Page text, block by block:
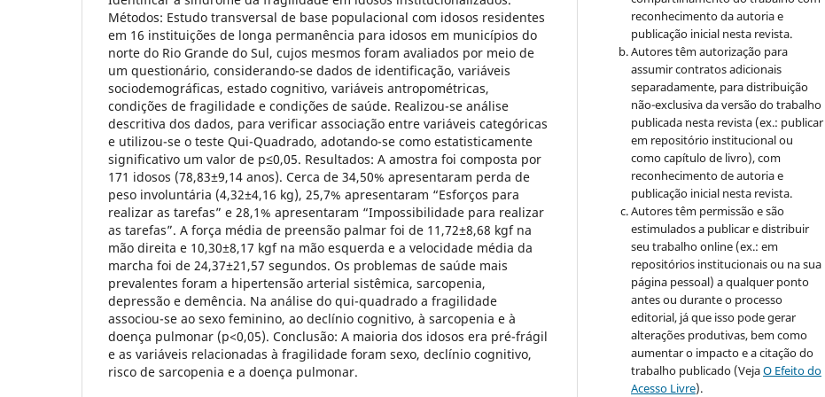
Métodos: Estudo transversal de base populacional com idosos residentes
em 16 instituições de longa permanência para idosos em municípios do
norte do Rio Grande do Sul, cujos mesmos foram avaliados por meio de
um questionário, considerando-se dados de identificação, variáveis
sociodemográficas, estado cognitivo, variáveis antropométricas,
condições de fragilidade e condições de saúde. Realizou-se análise
descritiva dos dados, para verificar associação entre variáveis categóricas
e utilizou-se o teste Qui-Quadrado, adotando-se como estatisticamente
significativo um valor de p≤0,05. Resultados: A amostra foi composta por
171 idosos (78,83±9,14 anos). Cerca de 34,50% apresentaram perda de
peso involuntária (4,32±4,16 kg), 25,7% apresentaram “Esforços para
realizar as tarefas” e 28,1% apresentaram “Impossibilidade para realizar
as tarefas”. A força média de preensão palmar foi de 11,72±8,68 kgf na
mão direita e 10,30±8,17 kgf na mão esquerda e a velocidade média da
marcha foi de 24,37±21,57 segundos. Os problemas de saúde mais
prevalentes foram a hipertensão arterial sistêmica, sarcopenia,
depressão e demência. Na análise do qui-quadrado a fragilidade
associou-se ao sexo feminino, ao declínio cognitivo, à sarcopenia e à
doença pulmonar (p<0,05). Conclusão: A maioria dos idosos era pré-frágil
e as variáveis relacionadas à fragilidade foram sexo, declínio cognitivo,
risco de sarcopenia e a doença pulmonar.
reconhecimento da autoria e
publicação inicial nesta revista.
Autores têm autorização para
assumir contratos adicionais
separadamente, para distribuição
não-exclusiva da versão do trabalho
publicada nesta revista (ex.: publicar
em repositório institucional ou
como capítulo de livro), com
reconhecimento de autoria e
publicação inicial nesta revista.
Autores têm permissão e são
estimulados a publicar e distribuir
seu trabalho online (ex.: em
repositórios institucionais ou na sua
página pessoal) a qualquer ponto
antes ou durante o processo
editorial, já que isso pode gerar
alterações produtivas, bem como
aumentar o impacto e a citação do
trabalho publicado (VejaO Efeito do
Acesso Livre).